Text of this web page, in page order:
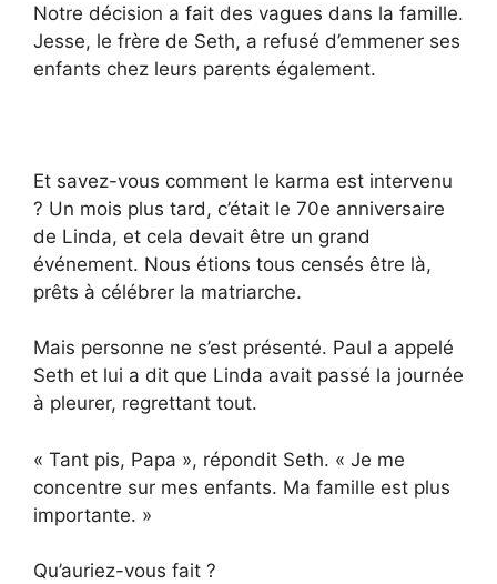
Notre décision a fait des vagues dans la famille.
Jesse, le frère de Seth, a refusé d’emmener ses
enfants chez leurs parents également.
Et savez-vous comment le karma est intervenu
? Un mois plus tard, c’était le 70e anniversaire
de Linda, et cela devait être un grand
événement. Nous étions tous censés être là,
prêts à célébrer la matriarche.
Mais personne ne s’est présenté. Paul a appelé
Seth et lui a dit que Linda avait passé la journée
à pleurer, regrettant tout.
« Tant pis, Papa », répondit Seth. « Je me
concentre sur mes enfants. Ma famille est plus
importante. »
Qu’auriez-vous fait ?